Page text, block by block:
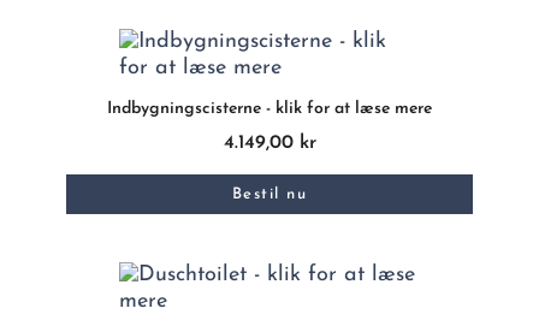
Indbygningscisterne - klik for at læse mere
4.149,00 kr
Bestil nu